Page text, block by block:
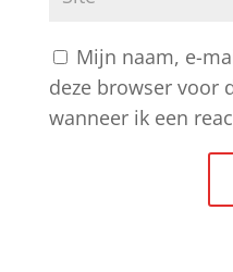
Mijn naam, e-
deze browser voor
wanneer ik een